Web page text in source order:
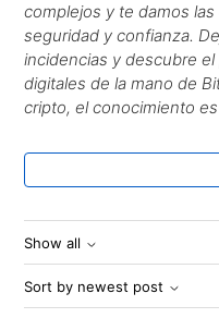
complejos y te damos
seguridad y confianza.
incidencias y descubre
digitales de la mano de
cripto, el conocimiento
Show all
Sort by newest post